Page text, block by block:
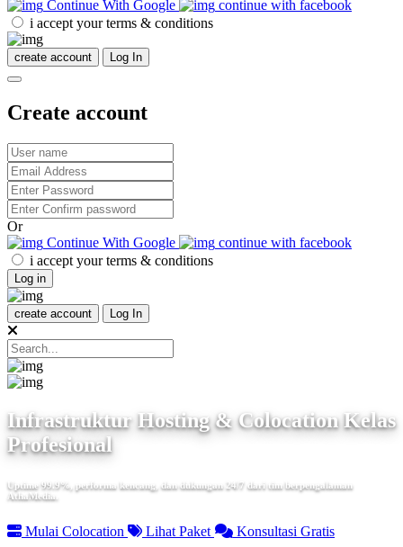
Continue With Google
continue with facebook
i accept your terms & conditions
create account Log In
Create account
Or
Continue With Google
continue with facebook
i accept your terms & conditions
Log in
create account Log In
Infrastruktur Hosting & Colocation Kelas
Profesional
Uptime 99.9%, performa kencang, dan dukungan 24/7 dari tim berpengalaman
AthaMedia.
Mulai Colocation Lihat Paket Konsultasi Gratis